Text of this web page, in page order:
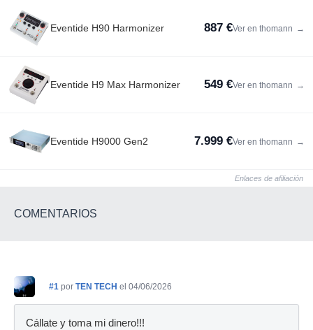
Eventide H90 Harmonizer 887 €Ver en thomann →
Eventide H9 Max Harmonizer 549 €Ver en thomann →
Eventide H9000 Gen2 7.999 €Ver en thomann →
Enlaces de afiliación
COMENTARIOS
#1 por TEN TECH el 04/06/2026
Cállate y toma mi dinero!!!